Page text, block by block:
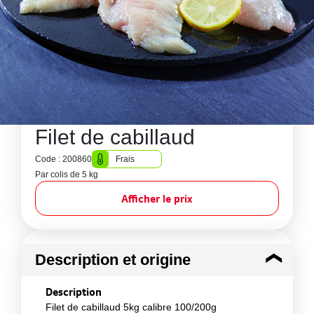
Filet de cabillaud
Code : 200860
Frais
Par colis de 5 kg
Afficher le prix
Description et origine
Description
Filet de cabillaud 5kg calibre 100/200g